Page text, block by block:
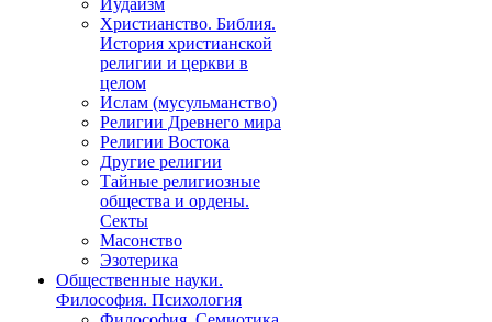
Иудаизм
Христианство. Библия.
История христианской
религии и церкви в
целом
Ислам (мусульманство)
Религии Древнего мира
Религии Востока
Другие религии
Тайные религиозные
общества и ордены.
Секты
Масонство
Эзотерика
Общественные науки.
Философия. Психология